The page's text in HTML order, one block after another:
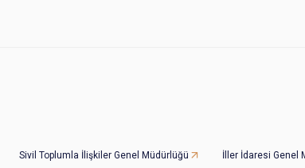
Sivil Toplumla İlişkiler Genel Müdürlüğü İller İdaresi Genel